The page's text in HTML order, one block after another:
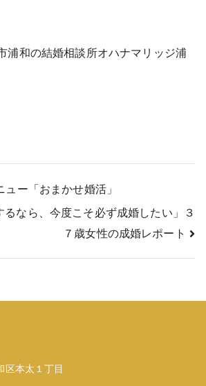
浦和の結婚相談所オハナマリッジ浦
ー「おまかせ婚活」
るなら、今度こそ必ず成婚したい」３
７歳女性の成婚レポート
区本太１丁目